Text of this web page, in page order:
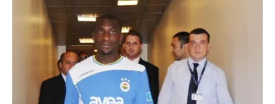
kullanılmaktadır. Diğer çerezler, sitemizin daha işlevsel
kılınması ve kişiselleştirilmesi ve sizlere yönelik
reklam/pazarlama faaliyetlerinin yapılması, amaçlarıyla
sınırlı olarak açık rızanız dahilinde kullanılacaktır.
Çerezlere ilişkin tercihlerinizi aşağıda yer alan panel
vasıtasıyla belirleyebilirsiniz. Çerezlere ilişkin detaylı bilgi